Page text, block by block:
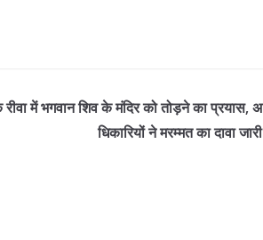
रीवा में भगवान शिव के मंदिर को तोड़ने का प्रयास, अ
धिकारियों ने मरम्मत का दावा जारी